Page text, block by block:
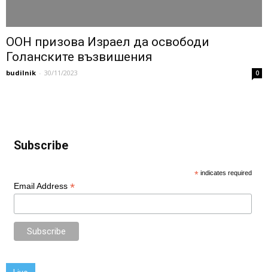
ООН призова Израел да освободи
Голанските възвишения
budilnik - 30/11/2023 0
Subscribe
* indicates required
Email Address *